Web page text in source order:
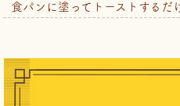
食パンに塗ってトーストするだ